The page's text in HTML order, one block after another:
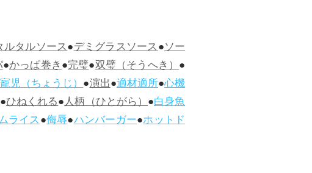
ルタルソース●デミグラスソース●ソー
●かっぱ巻き●完璧●双璧（そうへき）●
寵児（ちょうじ）●演出●適材適所●心機
●ひねくれる●人柄（ひとがら）●白身魚
ライス●侮辱●ハンバーガー●ホットド